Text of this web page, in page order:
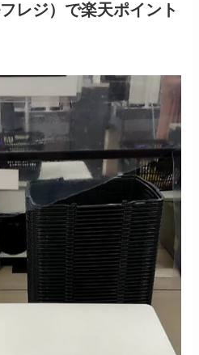
レジ）で楽天ポイント